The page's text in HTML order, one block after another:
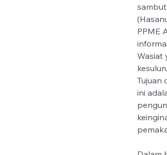
PPME
Wasiat
Tujuan
ini